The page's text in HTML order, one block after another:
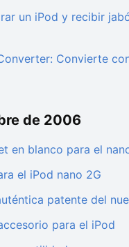
un iPod y recibir
Convierte
de 2006
en blanco para el
el iPod nano 2G
patente del
para el iPod